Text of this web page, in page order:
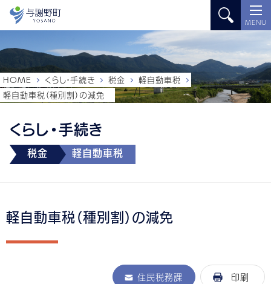
MENU
くらし・手続き
税金 軽自動車税
HOME くらし・手続き 税金
軽自動車税
軽自動車税（種別割）の減免
軽自動車税（種別割）の減免
住民税務課 印刷